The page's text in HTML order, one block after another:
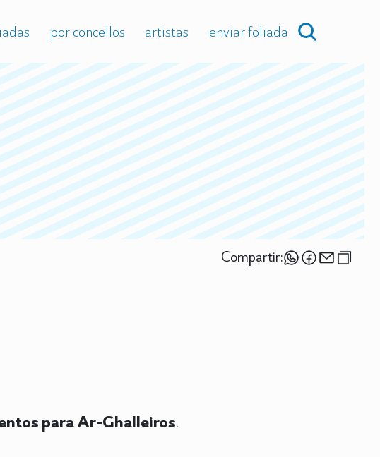
por concellos artistas enviar foliada
Compartir:
para Ar-Ghalleiros.